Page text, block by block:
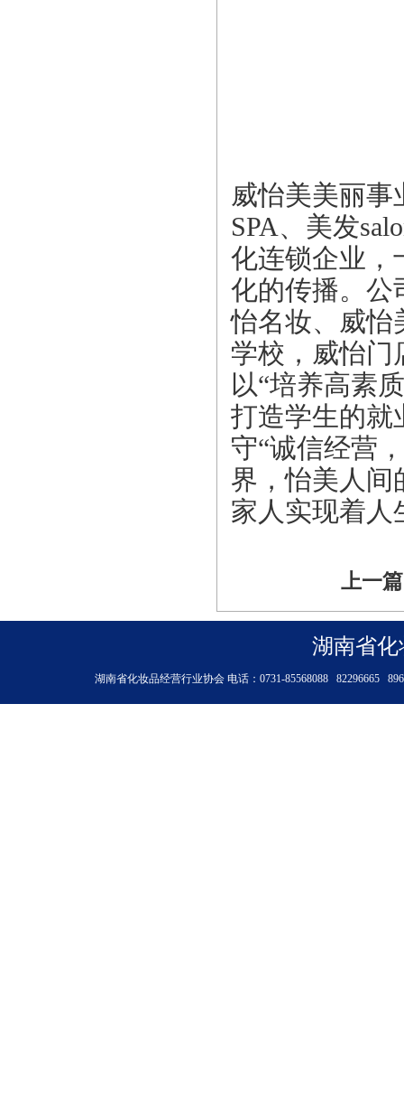
威怡美美丽事
SPA、美发
化连锁企业，
化的传播。公
怡名妆、威怡
学校，威怡门
以“培养高素
打造学生的就
守“诚信经营
界，怡美人间
家人实现着人
上一
湖南省
湖南省化妆品经营行业协会 电话：0731-85568088 82296665